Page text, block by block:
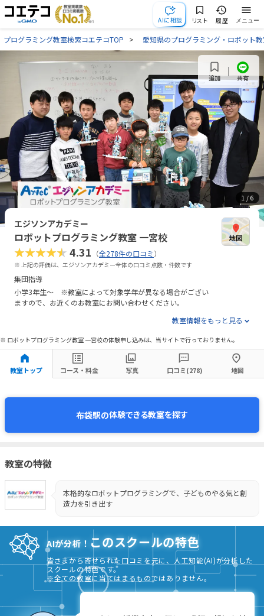
AIに相談 リスト 履歴 メニュー
プログラミング教室検索コエテコTOP 愛知県のプログラミング・ロボット
1 / 6
追加 共有
エジソンアカデミー
ロボットプログラミング教室 一宮校
★★★★★4.31 （全278件の口コミ）
※ 上記の評価は、エジソンアカデミー全体の口コミ点数・件数です
集団指導
小学3年生～ ※教室によって対象学年が異なる場合がござい
ますので、お近くのお教室にお問い合わせください。
教室情報をもっと見る
※ ロボットプログラミング教室 一宮校の体験申し込みは、当サイトで行っておりません。
教室トップ コース・料金 写真 口コミ(278) 地図
布袋駅の体験できる教室を探す
教室の特徴
本格的なロボットプログラミングで、子どものやる気と創
造力を引き出す
AIが分析！ このスクールの特色
皆さまから寄せられた口コミを元に、人工知能(AI)が分析した
スクールの特色です。
※全ての教室に当てはまるものではありません。